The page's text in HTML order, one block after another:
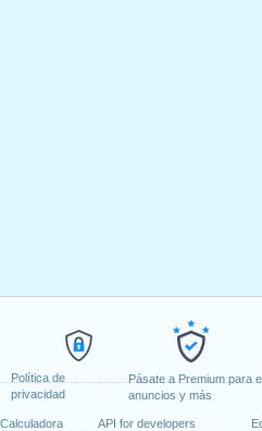
Política de
privacidad
Pásate a Premium para
anuncios y más
Calculadora
API for developers